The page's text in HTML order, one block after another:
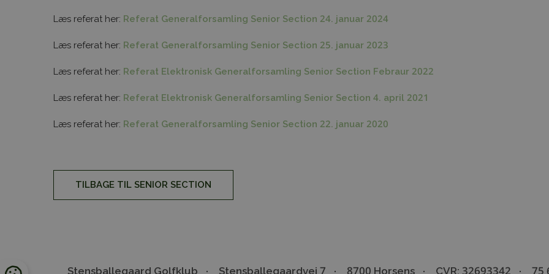
Læs referat her: Referat Generalforsamling Senior Section 24. januar 2024
Læs referat her: Referat Generalforsamling Senior Section 25. januar 2023
Læs referat her: Referat Elektronisk Generalforsamling Senior Section Febraur 2022
Læs referat her: Referat Elektronisk Generalforsamling Senior Section 4. april 2021
Læs referat her: Referat Generalforsamling Senior Section 22. januar 2020
TILBAGE TIL SENIOR SECTION
Stensballegaard Golfklub Stensballegaardvej 7 8700 Horsens CVR: 32693342 75